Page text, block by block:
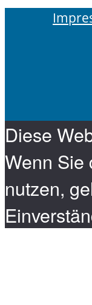
Diese
Wenn Sie
nutzen,